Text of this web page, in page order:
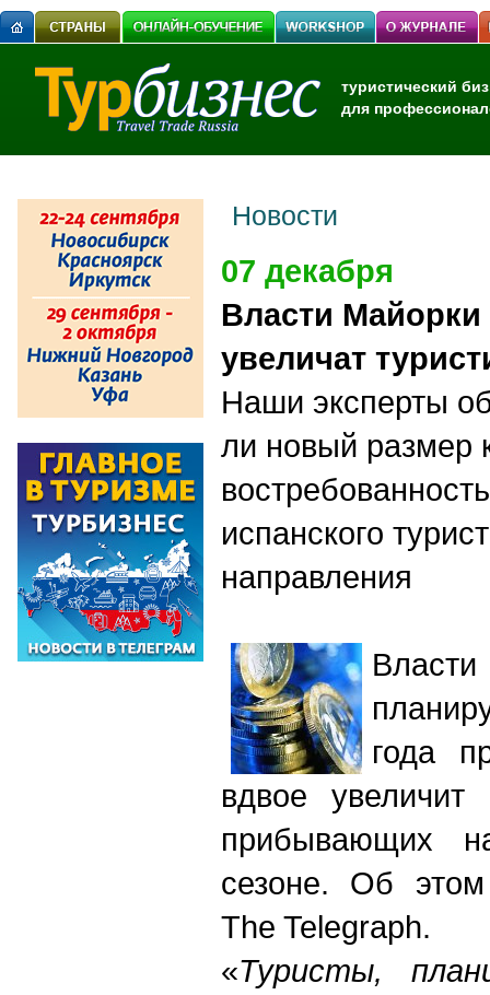
туристический
для
Новости
07 декабря
Власти
увеличат
Наши эксперты
ли новый размер
испанского
направления
года
вдвое увеличит
прибывающих
сезоне. Об
The Telegraph.
«Туристы,